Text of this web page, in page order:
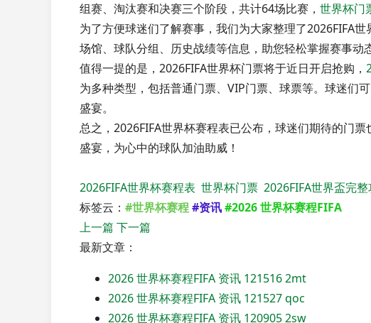
组赛、淘汰赛和决赛三个阶段，共计64场比赛， 世界杯门
为了方便球迷们了解赛事，我们为大家整理了2026FIFA
场馆、球队分组、历史战绩等信息，助您轻松掌握赛事动态
值得一提的是，2026FIFA世界杯门票将于近日开启抢购，
为多种类型，包括普通门票、VIP门票、球票等。球迷们
盛宴。
总之，2026FIFA世界杯赛程表已公布，球迷们期待的门
盛宴，为心中的球队加油助威！
2026FIFA世界杯赛程表 世界杯门票 2026FIFA世界盃完整
标签云： #世界杯赛程#资讯#2026 世界杯赛程FIFA
上一篇 下一篇
最新文章：
2026 世界杯赛程FIFA 资讯 121516 2mt
2026 世界杯赛程FIFA 资讯 121527 qoc
2026 世界杯赛程FIFA 资讯 120905 2sw